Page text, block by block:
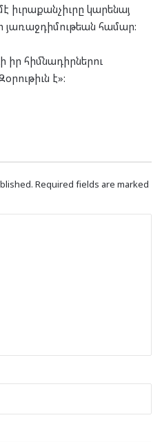
իւրաքանչիւրը կարենայ
յառաջդիմութեան համար:
իր հիմնադիրներու
է»:
Required fields are marked